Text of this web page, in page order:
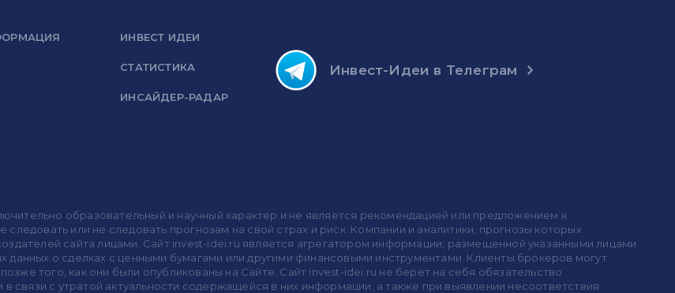
Инвест-Идеи в Телеграм
ИНВЕСТ ИДЕИ
СТАТИСТИКА
ИНСАЙДЕР-РАДАР
образовательный и научный характер и не является рекомендацией или предложением к
или не следовать прогнозам на свой страх и риск. Компании и аналитики, прогнозы которых
сайта лицами. Сайт invest-idei.ru является агрегатором информации, размещенной указанными лицами
данных о сделках с ценными бумагами или другими финансовыми инструментами. Клиенты брокеров могут
того, как они были опубликованы на Сайте. Сайт invest-idei.ru не берет на себя обязательство
связи с утратой актуальности содержащейся в них информации, а также при выявлении несоответствия